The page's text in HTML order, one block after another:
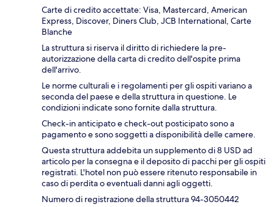
Carte di credito accettate: Visa, Mastercard, American
Express, Discover, Diners Club, JCB International, Carte
Blanche
La struttura si riserva il diritto di richiedere la pre-
autorizzazione della carta di credito dell'ospite prima
dell'arrivo.
Le norme culturali e i regolamenti per gli ospiti variano a
seconda del paese e della struttura in questione. Le
condizioni indicate sono fornite dalla struttura.
Check-in anticipato e check-out posticipato sono a
pagamento e sono soggetti a disponibilità delle camere.
Questa struttura addebita un supplemento di 8 USD ad
articolo per la consegna e il deposito di pacchi per gli ospiti
registrati. L'hotel non può essere ritenuto responsabile in
caso di perdita o eventuali danni agli oggetti.
Numero di registrazione della struttura 94-3050442